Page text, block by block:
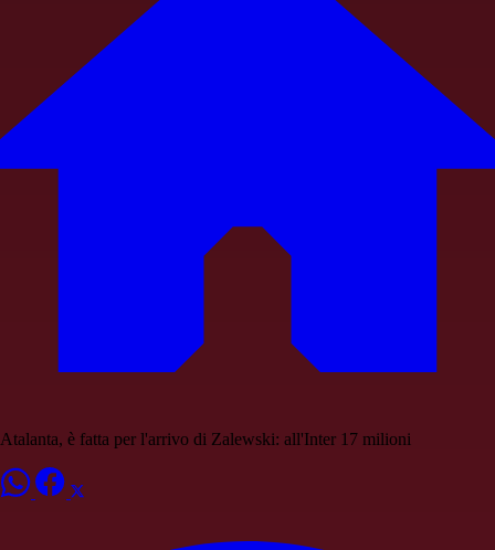
Atalanta, è fatta per l'arrivo di Zalewski: all'Inter 17 milioni